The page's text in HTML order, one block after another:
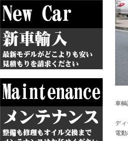
車
デ
電